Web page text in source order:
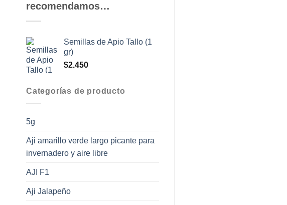
recomendamos…
Semillas de Apio Tallo (1
gr)
$2.450
Categorías de producto
5g
Aji amarillo verde largo picante para
invernadero y aire libre
AJI F1
Aji Jalapeño